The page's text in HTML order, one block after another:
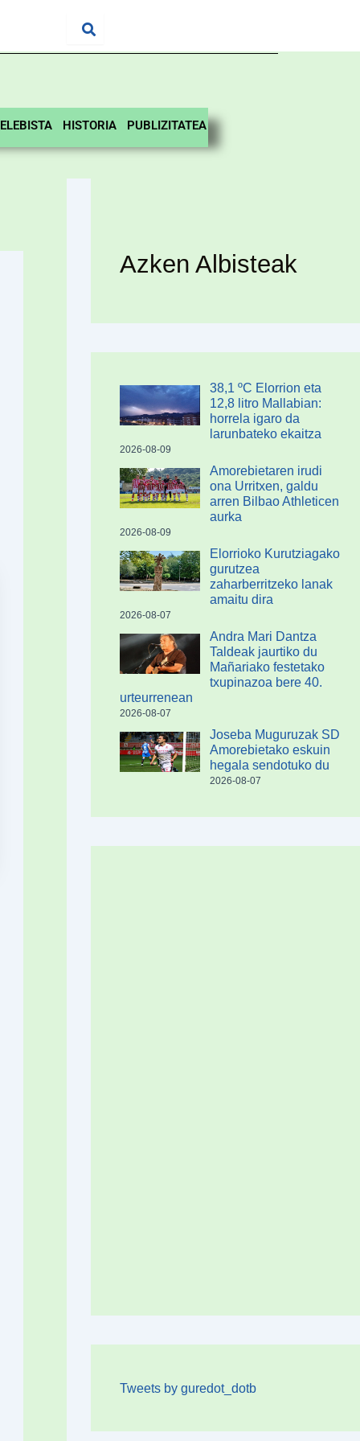
HISTORIA PUBLIZITATEA
Azken Albisteak
38,1 ºC Elorrion eta
12,8 litro Mallabian:
horrela igaro da
larunbateko ekaitza
2026-08-09
Amorebietaren irudi
ona Urritxen, galdu
arren Bilbao Athleticen
aurka
2026-08-09
Elorrioko Kurutziagako
gurutzea
zaharberritzeko lanak
amaitu dira
2026-08-07
Andra Mari Dantza
Taldeak jaurtiko du
Mañariako festetako
txupinazoa bere 40.
urteurrenean
2026-08-07
Joseba Muguruzak SD
Amorebietako eskuin
hegala sendotuko du
2026-08-07
Tweets by guredot_dotb